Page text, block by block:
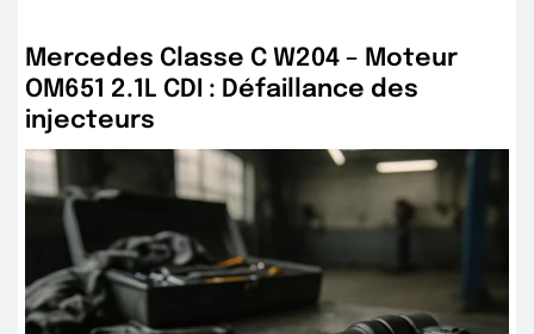
Mercedes Classe C W204 – Moteur
OM651 2.1L CDI : Défaillance des
injecteurs